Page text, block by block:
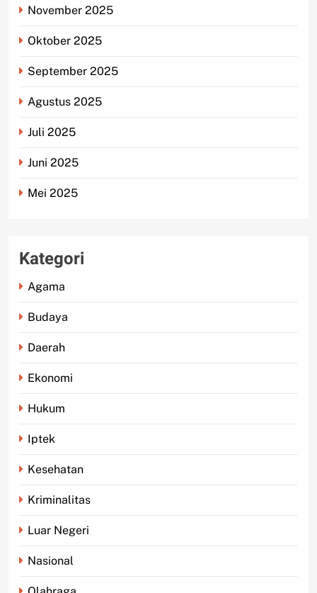
November 2025
Oktober 2025
September 2025
Agustus 2025
Juli 2025
Juni 2025
Mei 2025
Kategori
Agama
Budaya
Daerah
Ekonomi
Hukum
Iptek
Kesehatan
Kriminalitas
Luar Negeri
Nasional